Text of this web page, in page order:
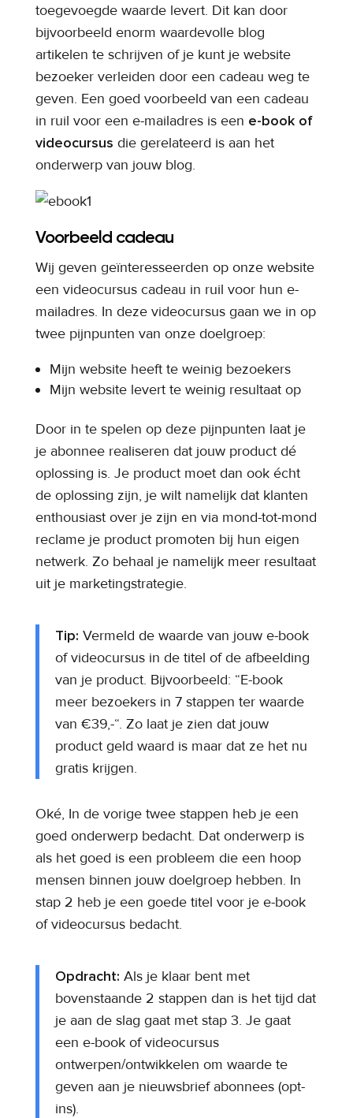
toegevoegde waarde levert. Dit kan door
bijvoorbeeld enorm waardevolle blog
artikelen te schrijven of je kunt je website
bezoeker verleiden door een cadeau weg te
geven. Een goed voorbeeld van een cadeau
in ruil voor een e-mailadres is een e-book of
videocursus die gerelateerd is aan het
onderwerp van jouw blog.
Voorbeeld cadeau
Wij geven geïnteresseerden op onze website
een videocursus cadeau in ruil voor hun e-
mailadres. In deze videocursus gaan we in op
twee pijnpunten van onze doelgroep:
Mijn website heeft te weinig bezoekers
Mijn website levert te weinig resultaat op
Door in te spelen op deze pijnpunten laat je
je abonnee realiseren dat jouw product dé
oplossing is. Je product moet dan ook écht
de oplossing zijn, je wilt namelijk dat klanten
enthousiast over je zijn en via mond-tot-mond
reclame je product promoten bij hun eigen
netwerk. Zo behaal je namelijk meer resultaat
uit je marketingstrategie.
Tip: Vermeld de waarde van jouw e-book
of videocursus in de titel of de afbeelding
van je product. Bijvoorbeeld: “E-book
meer bezoekers in 7 stappen ter waarde
van €39,-“. Zo laat je zien dat jouw
product geld waard is maar dat ze het nu
gratis krijgen.
Oké, In de vorige twee stappen heb je een
goed onderwerp bedacht. Dat onderwerp is
als het goed is een probleem die een hoop
mensen binnen jouw doelgroep hebben. In
stap 2 heb je een goede titel voor je e-book
of videocursus bedacht.
Opdracht: Als je klaar bent met
bovenstaande 2 stappen dan is het tijd dat
je aan de slag gaat met stap 3. Je gaat
een e-book of videocursus
ontwerpen/ontwikkelen om waarde te
geven aan je nieuwsbrief abonnees (opt-
ins).